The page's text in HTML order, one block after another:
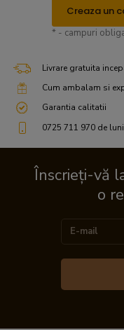
Creaza un
* - campuri
Livrare gratuita
Cum ambalam si
Garantia calitatii
0725 711 970 de
Înscrieți-vă
o